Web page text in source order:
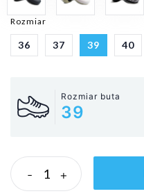
Rozmiar
36 37 39 40
Rozmiar buta
39
- +